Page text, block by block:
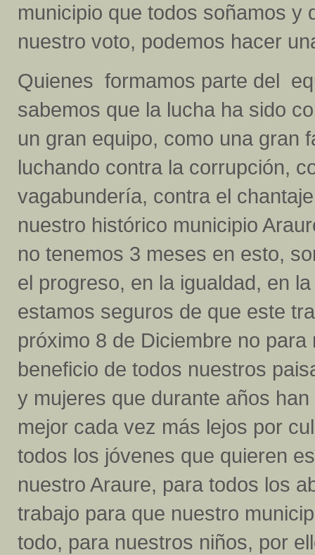
municipio que todos soñamos y
nuestro voto, podemos hacer
Quienes formamos parte del
sabemos que la lucha ha sido
un gran equipo, como una gran
luchando contra la corrupción,
vagabundería, contra el
nuestro histórico municipio
no tenemos 3 meses en esto,
el progreso, en la igualdad, en
estamos seguros de que este
próximo 8 de Diciembre no
beneficio de todos nuestros
y mujeres que durante años
mejor cada vez más lejos por
todos los jóvenes que quieren
nuestro Araure, para todos los
trabajo para que nuestro
todo, para nuestros niños, por